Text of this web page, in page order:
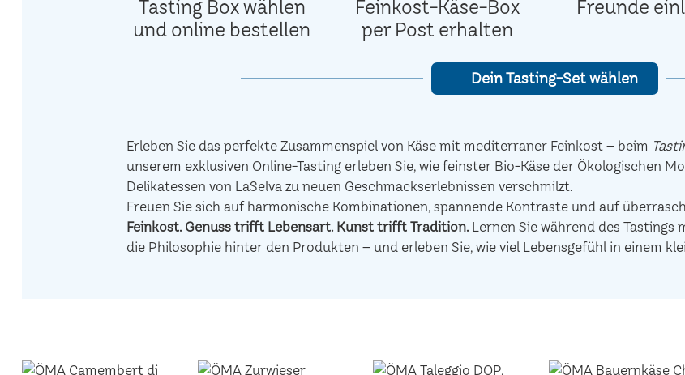
Tasting Box wählen
und online bestellen
Feinkost-Käse-Box
per Post erhalten
Freunde
Dein Tasting-Set wählen
Erleben Sie das perfekte Zusammenspiel von Käse mit mediterraner Feinkost – beim
unserem exklusiven Online-Tasting erleben Sie, wie feinster Bio-Käse der Ökologischen
Delikatessen von LaSelva zu neuen Geschmackserlebnissen verschmilzt.
Freuen Sie sich auf harmonische Kombinationen, spannende Kontraste und auf
Feinkost. Genuss trifft Lebensart. Kunst trifft Tradition.Lernen Sie während des Tastings
die Philosophie hinter den Produkten – und erleben Sie, wie viel Lebensgefühl in einem